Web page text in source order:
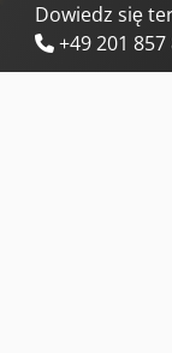
Dowiedz się
+49 201 857